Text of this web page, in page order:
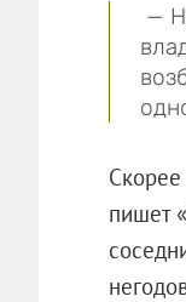
—
Скорее
пишет